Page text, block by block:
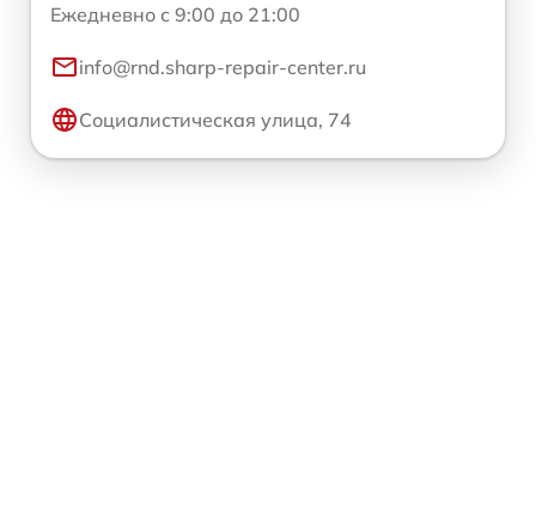
Ежедневно с 9:00 до 21:00
info@rnd.sharp-repair-center.ru
Социалистическая улица, 74